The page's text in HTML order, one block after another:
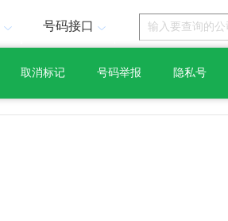
号码接口
取消标记 号码举报 隐私号